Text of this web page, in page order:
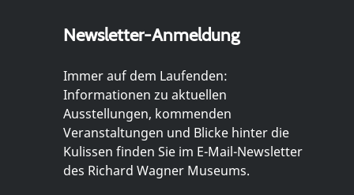
Newsletter-Anmeldung
Immer auf dem Laufenden:
Informationen zu aktuellen
Ausstellungen, kommenden
Veranstaltungen und Blicke hinter die
Kulissen finden Sie im E-Mail-Newsletter
des Richard Wagner Museums.